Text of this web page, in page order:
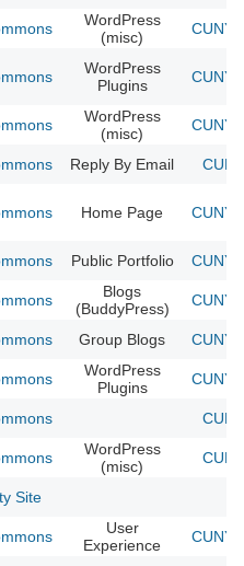
WordPress
(misc)
CUNY
WordPress
Plugins
CUNY
WordPress
(misc)
CUNY
Reply By Email
Home Page CUNY
Public Portfolio CUNY
Blogs
(BuddyPress)
CUNY
Group Blogs CUNY
WordPress
Plugins
CUNY
WordPress
(misc)
Site
User
Experience
CUNY